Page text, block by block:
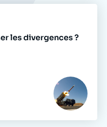
les divergences ?
Image
principale
médiatique